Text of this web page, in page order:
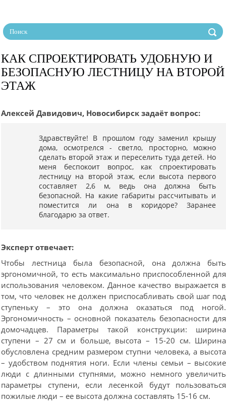
КАК СПРОЕКТИРОВАТЬ УДОБНУЮ И
БЕЗОПАСНУЮ ЛЕСТНИЦУ НА ВТОРОЙ
ЭТАЖ
Алексей Давидович, Новосибирск задаёт вопрос:
Здравствуйте! В прошлом году заменил крышу
дома, осмотрелся - светло, просторно, можно
сделать второй этаж и переселить туда детей. Но
меня беспокоит вопрос, как спроектировать
лестницу на второй этаж, если высота первого
составляет 2,6 м, ведь она должна быть
безопасной. На какие габариты рассчитывать и
поместится ли она в коридоре? Заранее
благодарю за ответ.
Эксперт отвечает:
Чтобы лестница была безопасной, она должна быть
эргономичной, то есть максимально приспособленной для
использования человеком. Данное качество выражается в
том, что человек не должен приспосабливать свой шаг под
ступеньку – это она должна оказаться под ногой.
Эргономичность – основной показатель безопасности для
домочадцев. Параметры такой конструкции: ширина
ступени – 27 см и больше, высота – 15-20 см. Ширина
обусловлена средним размером ступни человека, а высота
– удобством поднятия ноги. Если члены семьи – высокие
люди с длинными ступнями, можно немного увеличить
параметры ступени, если лесенкой будут пользоваться
пожилые люди – ее высота должна составлять 15-16 см.